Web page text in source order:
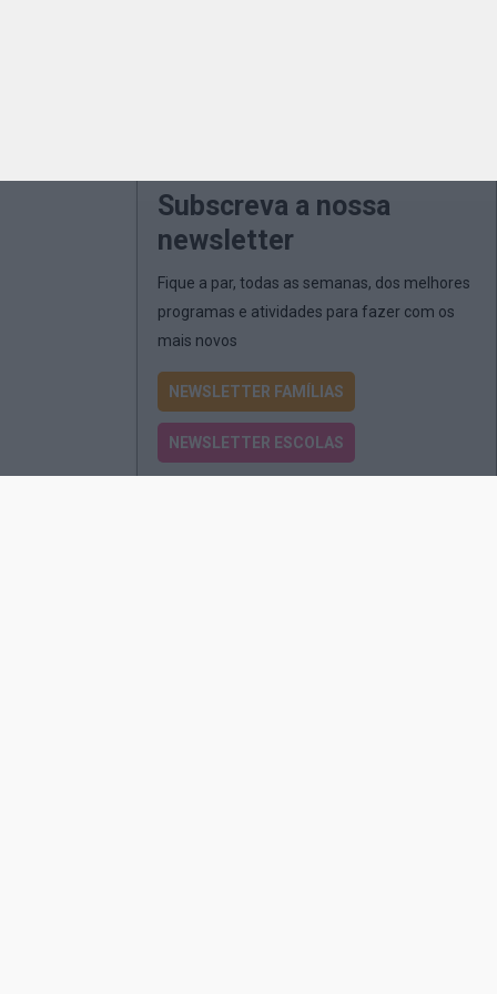
Subscreva a nossa
newsletter
Fique a par, todas as semanas, dos melhores
programas e atividades para fazer com os
mais novos
NEWSLETTER FAMÍLIAS
NEWSLETTER ESCOLAS